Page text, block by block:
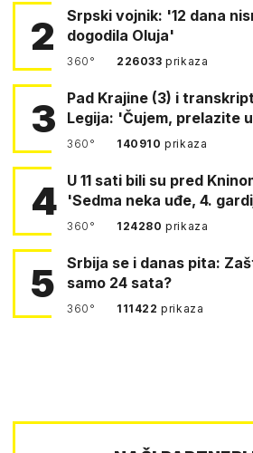
2
Srpski vojnik: '12 dana
dogodila Oluja'
360° 226033prikaza
3
Pad Krajine (3) i
Legija: 'Čujem, prelazite
360° 140910prikaza
4 U 11 sati bili su pred Kninom. Gotovina:
'Sedma neka uđe, 4.
360° 124280prikaza
5
Srbija se i danas pita:
samo 24 sata?
360° 111422prikaza